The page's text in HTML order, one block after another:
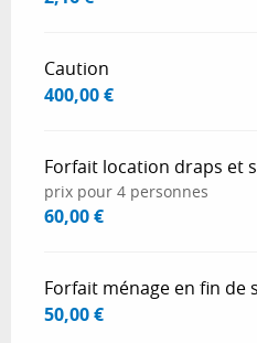
Caution
400,00 €
Forfait location draps et
prix pour 4 personnes
60,00 €
Forfait ménage en fin de
50,00 €